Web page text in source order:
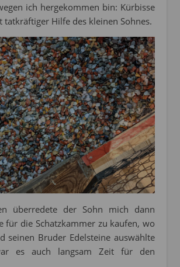
ich hergekommen bin: Kürbisse
tatkräftiger Hilfe des kleinen Sohnes.
überredete der Sohn mich dann
für die Schatzkammer zu kaufen, wo
seinen Bruder Edelsteine auswählte
es auch langsam Zeit für den